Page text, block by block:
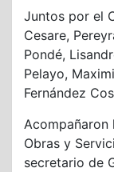
Juntos por el
Cesare,
Pondé,
Pelayo,
Fernández
Acompañaron
Obras y
secretario de